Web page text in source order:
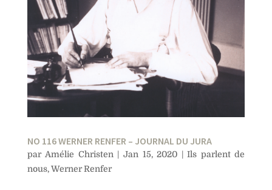
NO 116 WERNER RENFER – JOURNAL DU JURA
par Amélie Christen | Jan 15, 2020 |Ils parlent de
nous,Werner Renfer